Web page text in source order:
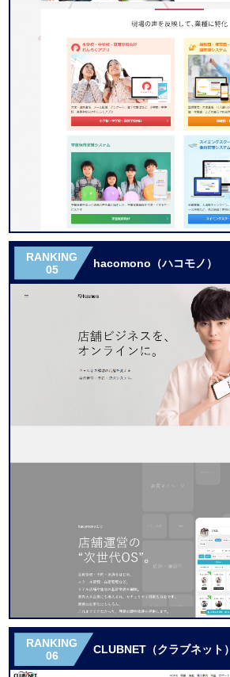
RANKING
05
hacomono（ハコモノ）
RANKING
06
CLUBNET（クラブネット）